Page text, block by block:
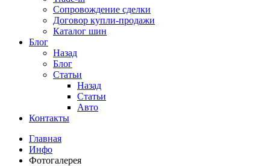
Сопровождение сделки
Договор купли-продажи
Каталог шин
Блог
Назад
Блог
Статьи
Назад
Статьи
Авто
Контакты
Главная
Инфо
Фотогалерея